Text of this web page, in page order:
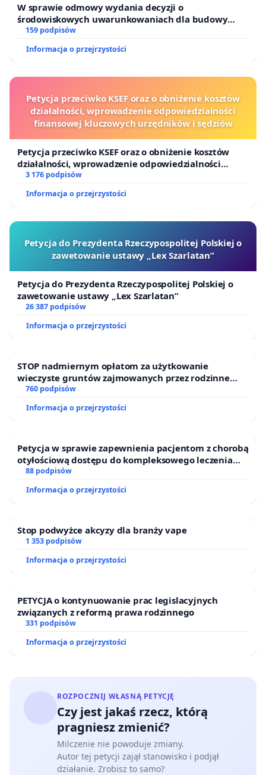
W sprawie odmowy wydania decyzji o
środowiskowych uwarunkowaniach dla budowy
zakładu wytwarzania biometanu „Krynki” w
Puszczy Knyszyńskiej
159 podpisów
Informacja o przejrzystości
Petycja przeciwko KSEF oraz o obniżenie kosztów
działalności, wprowadzenie odpowiedzialności
finansowej kluczowych urzędników i sędziów
Petycja przeciwko KSEF oraz o obniżenie kosztów
działalności, wprowadzenie odpowiedzialności
finansowej kluczowych urzędników i sędziów
3 176 podpisów
Informacja o przejrzystości
Petycja do Prezydenta Rzeczypospolitej Polskiej o
zawetowanie ustawy „Lex Szarlatan”
Petycja do Prezydenta Rzeczypospolitej Polskiej o
zawetowanie ustawy „Lex Szarlatan”
26 387 podpisów
Informacja o przejrzystości
STOP nadmiernym opłatom za użytkowanie
wieczyste gruntów zajmowanych przez rodzinne
ogrody działkowe.
760 podpisów
Informacja o przejrzystości
Petycja w sprawie zapewnienia pacjentom z chorobą
otyłościową dostępu do kompleksowego leczenia
oraz programów profilaktycznych.
88 podpisów
Informacja o przejrzystości
Stop podwyżce akcyzy dla branży vape
1 353 podpisów
Informacja o przejrzystości
PETYCJA o kontynuowanie prac legislacyjnych
związanych z reformą prawa rodzinnego
331 podpisów
Informacja o przejrzystości
ROZPOCZNIJ WŁASNĄ PETYCJĘ
Czy jest jakaś rzecz, którą
pragniesz zmienić?
Milczenie nie powoduje zmiany.
Autor tej petycji zajął stanowisko i podjął
działanie. Zrobisz to samo?